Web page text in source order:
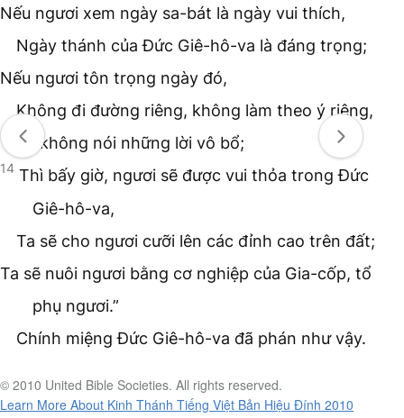
Nếu ngươi xem ngày sa-bát là ngày vui thích,
Ngày thánh của Đức Giê-hô-va là đáng trọng;
Nếu ngươi tôn trọng ngày đó,
Không đi đường riêng, không làm theo ý riêng,
Và không nói những lời vô bổ;
14 Thì bấy giờ, ngươi sẽ được vui thỏa trong Đức
Giê-hô-va,
Ta sẽ cho ngươi cưỡi lên các đỉnh cao trên đất;
Ta sẽ nuôi ngươi bằng cơ nghiệp của Gia-cốp, tổ
phụ ngươi.”
Chính miệng Đức Giê-hô-va đã phán như vậy.
© 2010 United Bible Societies. All rights reserved.
Learn More About Kinh Thánh Tiếng Việt Bản Hiệu Đính 2010